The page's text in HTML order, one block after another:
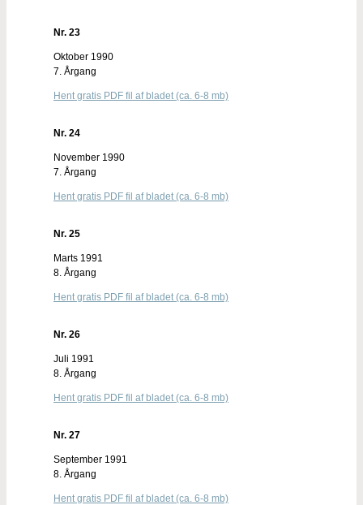
Nr. 23
Oktober 1990
7. Årgang
Hent gratis PDF fil af bladet (ca. 6-8 mb)
Nr. 24
November 1990
7. Årgang
Hent gratis PDF fil af bladet (ca. 6-8 mb)
Nr. 25
Marts 1991
8. Årgang
Hent gratis PDF fil af bladet (ca. 6-8 mb)
Nr. 26
Juli 1991
8. Årgang
Hent gratis PDF fil af bladet (ca. 6-8 mb)
Nr. 27
September 1991
8. Årgang
Hent gratis PDF fil af bladet (ca. 6-8 mb)